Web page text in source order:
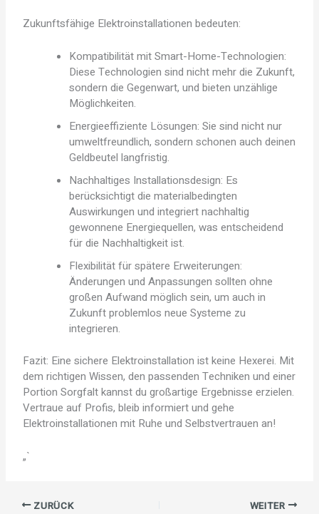
Zukunftsfähige Elektroinstallationen bedeuten:
Kompatibilität mit Smart-Home-Technologien:
Diese Technologien sind nicht mehr die Zukunft,
sondern die Gegenwart, und bieten unzählige
Möglichkeiten.
Energieeffiziente Lösungen: Sie sind nicht nur
umweltfreundlich, sondern schonen auch deinen
Geldbeutel langfristig.
Nachhaltiges Installationsdesign: Es
berücksichtigt die materialbedingten
Auswirkungen und integriert nachhaltig
gewonnene Energiequellen, was entscheidend
für die Nachhaltigkeit ist.
Flexibilität für spätere Erweiterungen:
Änderungen und Anpassungen sollten ohne
großen Aufwand möglich sein, um auch in
Zukunft problemlos neue Systeme zu
integrieren.
Fazit: Eine sichere Elektroinstallation ist keine Hexerei. Mit
dem richtigen Wissen, den passenden Techniken und einer
Portion Sorgfalt kannst du großartige Ergebnisse erzielen.
Vertraue auf Profis, bleib informiert und gehe
Elektroinstallationen mit Ruhe und Selbstvertrauen an!
„`
ZURÜCK WEITER